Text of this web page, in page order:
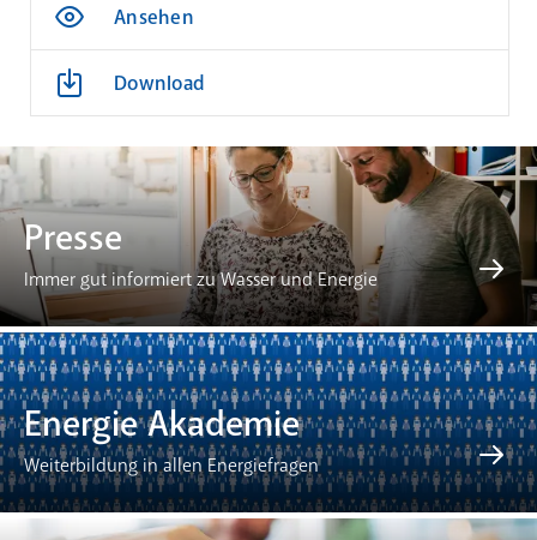
Ansehen
Download
Presse
Immer gut informiert zu Wasser und Energie
Energie Akademie
Weiterbildung in allen Energiefragen